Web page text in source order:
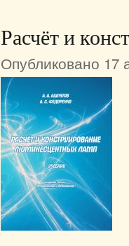
Расчёт и
Опубликовано 17